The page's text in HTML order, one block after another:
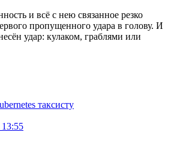
и всё с нею связанное резко
пропущенного удара в голову. И
удар: кулаком, граблями или
таксисту